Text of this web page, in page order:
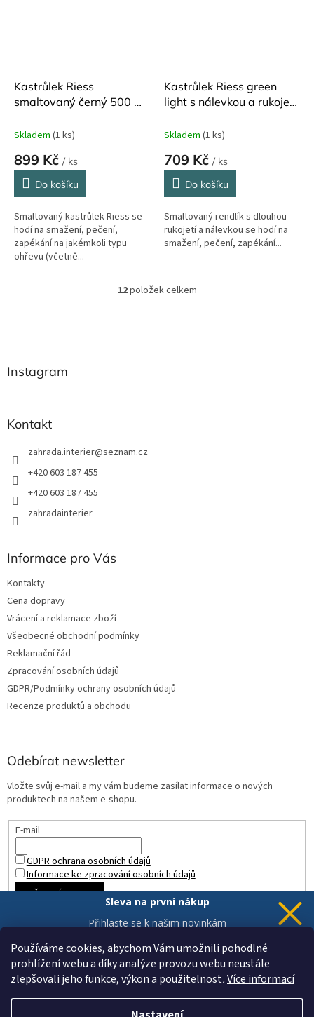
Používáme cookies, abychom Vám umožnili pohodlné
prohlížení webu a díky analýze provozu webu neustále
zlepšovali jeho funkce, výkon a použitelnost.Více informací
Kastrůlek Riess
smaltovaný černý 500 ml
Skladem (1 ks)
899 Kč / ks
Do košíku
Smaltovaný kastrůlek Riess se
hodí na smažení, pečení,
zapékání na jakémkoli typu
ohřevu (včetně...
Kastrůlek Riess green
light s nálevkou a rukojetí
Skladem (1 ks)
709 Kč / ks
Do košíku
Smaltovaný rendlík s dlouhou
rukojetí a nálevkou se hodí na
smažení, pečení, zapékání...
O
l
12položek celkem
Instagram
Kontakt
zahrada.interier@seznam.cz
+420 603 187 455
+420 603 187 455
zahradainterier
Informace pro Vás
Kontakty
Cena dopravy
Vrácení a reklamace zboží
Všeobecné obchodní podmínky
Reklamační řád
Zpracování osobních údajů
GDPR/Podmínky ochrany osobních údajů
Recenze produktů a obchodu
Odebírat newsletter
Vložte svůj e-mail a my vám budeme zasílat informace o nových
produktech na našem e-shopu.
E-mail
GDPR ochrana osobních údajů
Informace ke zpracování osobních údajů
PŘIHLÁSIT SE
Sleva na první nákup
Přihlaste se k našim novinkám
Chci novinky a slevu
Vaše data jsou u nás v bezpečí.